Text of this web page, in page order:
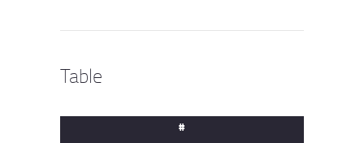
Table
#